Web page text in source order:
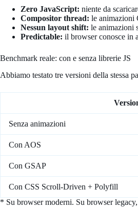
Zero JavaScript: niente da
Compositor thread: le animazioni
Nessun layout shift: le animazioni
Predictable: il browser conosce in
Benchmark reale: con e senza librerie JS
Abbiamo testato tre versioni della stessa
Senza animazioni
Con AOS
Con GSAP
Con CSS Scroll-Driven + Polyfill
* Su browser moderni. Su browser